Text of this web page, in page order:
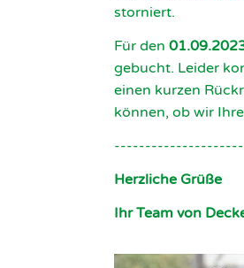
storniert.
Für den
gebucht. Leider
einen kurzen
können, ob wir
Herzliche Grüße
Ihr Team von